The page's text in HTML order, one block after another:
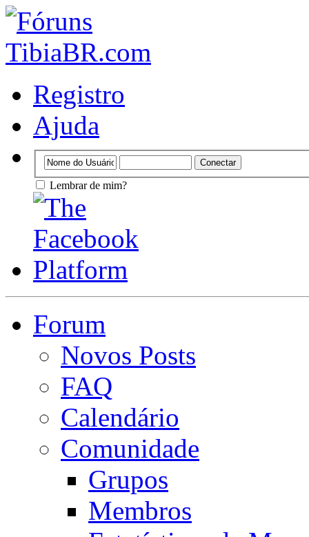
Registro
Ajuda
Lembrar de mim?
Forum
Novos Posts
FAQ
Calendário
Comunidade
Grupos
Membros